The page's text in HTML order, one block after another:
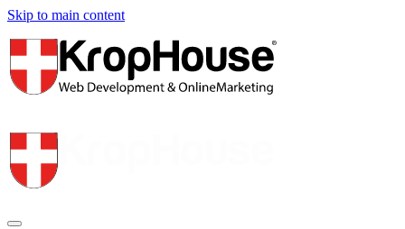
Skip to main content